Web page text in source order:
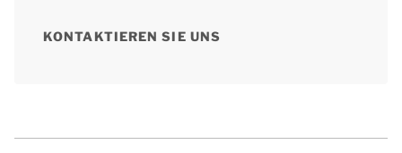
KONTAKTIEREN SIE UNS